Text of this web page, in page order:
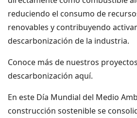
reduciendo el consumo de
renovables y contribuyendo
descarbonización de la industria.
Conoce más de nuestros
descarbonización aquí.
En este Día Mundial del Medio
construcción sostenible se